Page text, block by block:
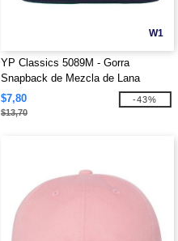
W1
YP Classics 5089M - Gorra
Snapback de Mezcla de Lana
$7,80
$13,70
-43%